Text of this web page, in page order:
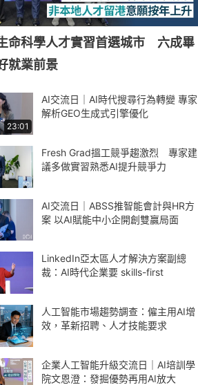
命科學人才實習首選城市 六成畢
就業前景
23:01
AI交流日｜AI時代搜尋行為轉變 專家
解析GEO生成式引擎優化
Fresh Grad搵工競爭趨激烈 專家建
議多做實習熟悉AI提升競爭力
AI交流日｜ABSS推智能會計與HR方
案 以AI賦能中小企開創雙贏局面
LinkedIn亞太區人才解決方案副總
裁：AI時代企業要 skills-first
人工智能市場趨勢調查：僱主用AI增
效，革新招聘、人才技能要求
企業人工智能升級交流日｜AI培訓學
院文恩澄：發掘優勢再用AI放大